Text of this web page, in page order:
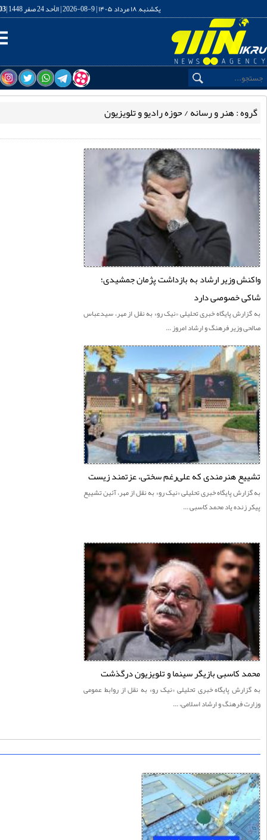
یکشنبه, ۱۸ مرداد ۱۴۰۵ | 9-08-2026 | الأحد 24 صفر 1448 | 16:21:04
خبری تحلیلی نیک رو
: هنر و رسانه / حوزه رادیو و تلویزیون
وزیر ارشاد به بازداشت پژمان جمشیدی؛
خصوصی دارد
پايگاه خبری تحليلی «نيک رو» به نقل از مهر، سیدعباس
وزیر فرهنگ و ارشاد امروز ...
هنرمندی که علی‌رغم سختی، عزتمند زیست
پايگاه خبری تحليلی «نيک رو» به نقل از مهر، آئین تشییع
یاد محمد کاسبی ...
کاسبی بازیگر سینما و تلویزیون درگذشت
پايگاه خبری تحليلی «نيک رو» به نقل از روابط عمومی
فرهنگ و ارشاد اسلامی، ...